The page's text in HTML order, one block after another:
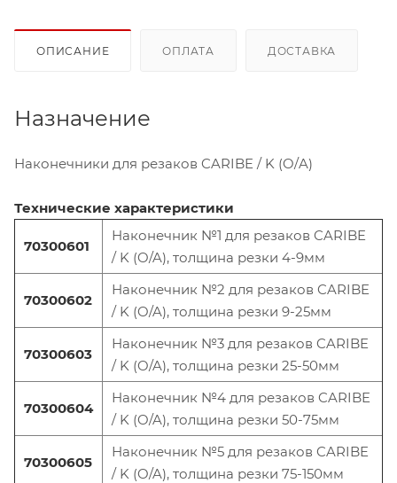
ОПИСАНИЕ ОПЛАТА ДОСТАВКА
Назначение
Наконечники для резаков CARIBE / K (O/A)
Технические характеристики
70300601
Наконечник №1 для резаков CARIBE
/ K (O/A), толщина резки 4-9мм
70300602
Наконечник №2 для резаков CARIBE
/ K (O/A), толщина резки 9-25мм
70300603
Наконечник №3 для резаков CARIBE
/ K (O/A), толщина резки 25-50мм
70300604
Наконечник №4 для резаков CARIBE
/ K (O/A), толщина резки 50-75мм
70300605
Наконечник №5 для резаков CARIBE
/ K (O/A), толщина резки 75-150мм